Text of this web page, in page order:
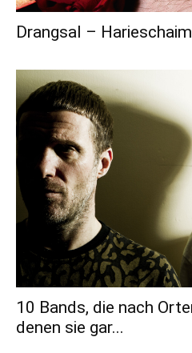
Drangsal – Harieschaim
10 Bands, die nach
denen sie gar...